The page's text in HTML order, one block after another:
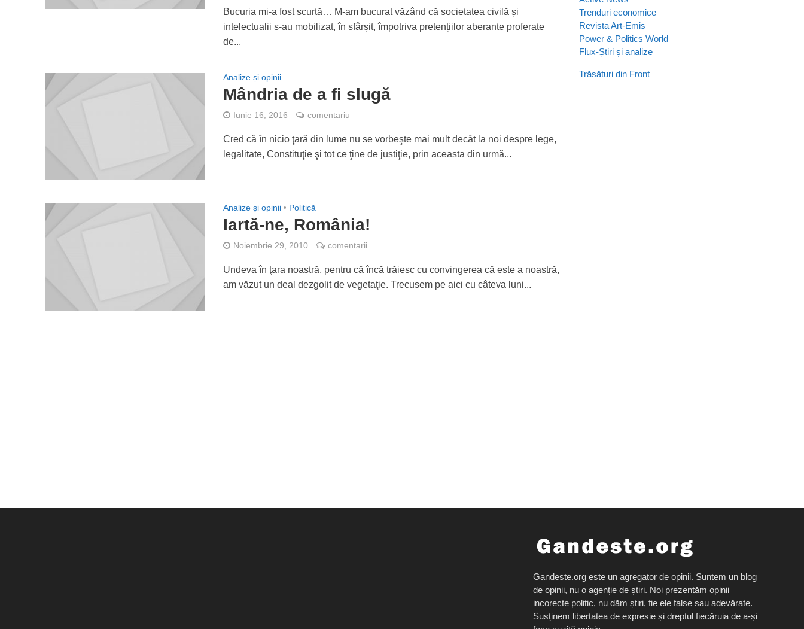
Bucuria mi-a fost scurtă… M-am bucurat văzând că societatea civilă și
intelectualii s-au mobilizat, în sfârșit, împotriva pretențiilor aberante proferate
de...
Analize și opinii
Mândria de a fi slugă
Iunie 16, 2016 comentariu
Cred că în nicio ţară din lume nu se vorbeşte mai mult decât la noi despre lege,
legalitate, Constituţie şi tot ce ţine de justiţie, prin aceasta din urmă...
Analize și opinii • Politică
Iartă-ne, România!
Noiembrie 29, 2010 comentarii
Undeva în ţara noastră, pentru că încă trăiesc cu convingerea că este a noastră,
am văzut un deal dezgolit de vegetaţie. Trecusem pe aici cu câteva luni...
Trenduri economice
Revista Art-Emis
Power & Politics World
Flux-Știri și analize
Trăsături din Front
Gandeste.org este un agregator de opinii. Suntem un blog
de opinii, nu o agenție de știri. Noi prezentăm opinii
incorecte politic, nu dăm știri, fie ele false sau adevărate.
Susținem libertatea de expresie și dreptul fiecăruia de a-și